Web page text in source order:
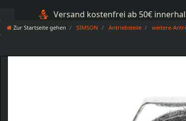
Versand kostenfrei ab 50€
Zur Startseite gehen SIMSON Antriebsteile weitere-